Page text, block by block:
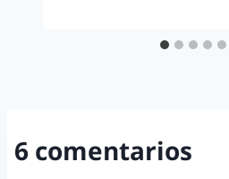
6 comentarios